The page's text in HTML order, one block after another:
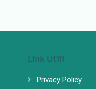
Link Utili
Privacy Policy